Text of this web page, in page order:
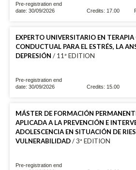
Pre-registration end
date: 30/09/2026
Credits: 17.00
EXPERTO UNIVERSITARIO EN
CONDUCTUAL PARA EL ESTRÉS, LA
DEPRESIÓN / 11ª EDITION
Pre-registration end
date: 30/09/2026
Credits: 15.00
MÁSTER DE FORMACIÓN
APLICADA A LA PREVENCIÓN E
ADOLESCENCIA EN SITUACIÓN DE
VULNERABILIDAD/ 3ª EDITION
Pre-registration end